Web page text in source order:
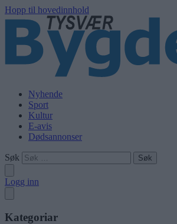
Hopp til hovedinnhold
Nyhende
Sport
Kultur
E-avis
Dødsannonser
Søk
Logg inn
Kategoriar